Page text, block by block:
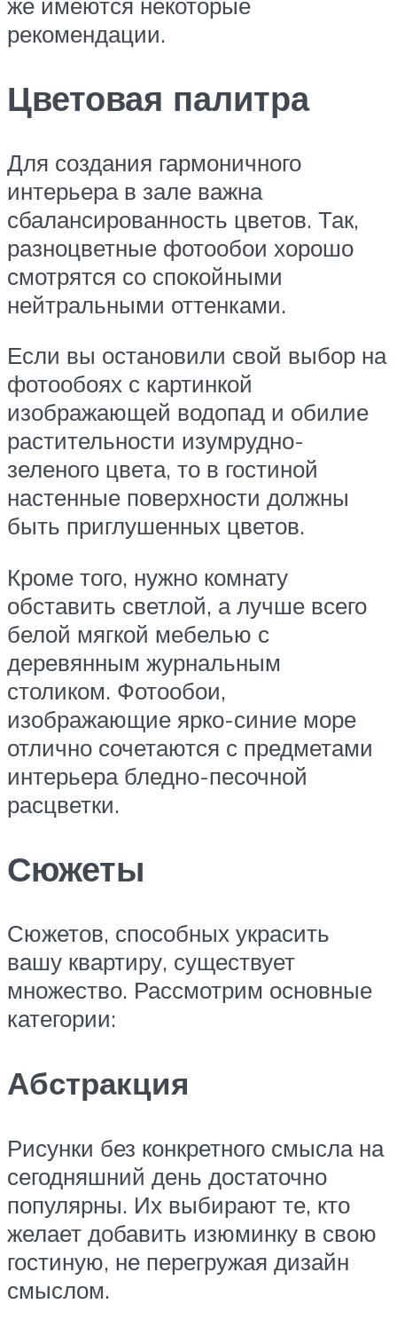
рекомендации.
Цветовая палитра
Для создания гармоничного
интерьера в зале важна
сбалансированность цветов. Так,
разноцветные фотообои хорошо
смотрятся со спокойными
нейтральными оттенками.
Если вы остановили свой выбор на
фотообоях с картинкой
изображающей водопад и обилие
растительности изумрудно-
зеленого цвета, то в гостиной
настенные поверхности должны
быть приглушенных цветов.
Кроме того, нужно комнату
обставить светлой, а лучше всего
белой мягкой мебелью с
деревянным журнальным
столиком. Фотообои,
изображающие ярко-синие море
отлично сочетаются с предметами
интерьера бледно-песочной
расцветки.
Сюжеты
Сюжетов, способных украсить
вашу квартиру, существует
множество. Рассмотрим основные
категории:
Абстракция
Рисунки без конкретного смысла на
сегодняшний день достаточно
популярны. Их выбирают те, кто
желает добавить изюминку в свою
гостиную, не перегружая дизайн
смыслом.